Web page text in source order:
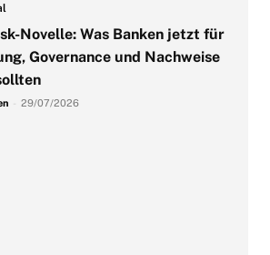
Novelle: Was Banken jetzt für
Governance und Nachweise
29/07/2026